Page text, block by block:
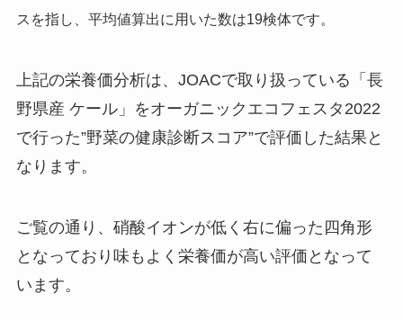
スを指し、平均値算出に用いた数は19検体です。
上記の栄養価分析は、JOACで取り扱っている「長
野県産 ケール」をオーガニックエコフェスタ2022
で行った”野菜の健康診断スコア”で評価した結果と
なります。
ご覧の通り、硝酸イオンが低く右に偏った四角形
となっており味もよく栄養価が高い評価となって
います。